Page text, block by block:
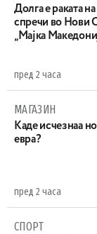
Долга е раката на
спречи во Нови
„Мајка
пред 2 часа
МАГАЗИН
Каде исчезнаа
евра?
пред 2 часа
СПОРТ